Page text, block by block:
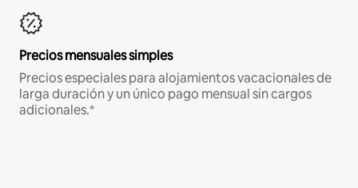
Precios mensuales simples
Precios especiales para alojamientos vacacionales de
larga duración y un único pago mensual sin cargos
adicionales.*